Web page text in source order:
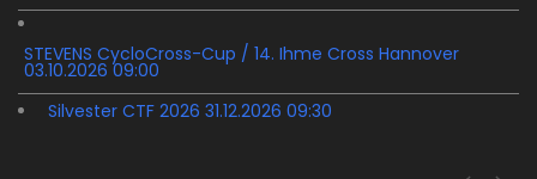
STEVENS CycloCross-Cup / 14. Ihme Cross Hannover
03.10.2026 09:00
Silvester CTF 2026 31.12.2026 09:30